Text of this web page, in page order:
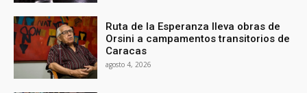
Ruta de la Esperanza lleva obras de
Orsini a campamentos transitorios de
Caracas
agosto 4, 2026